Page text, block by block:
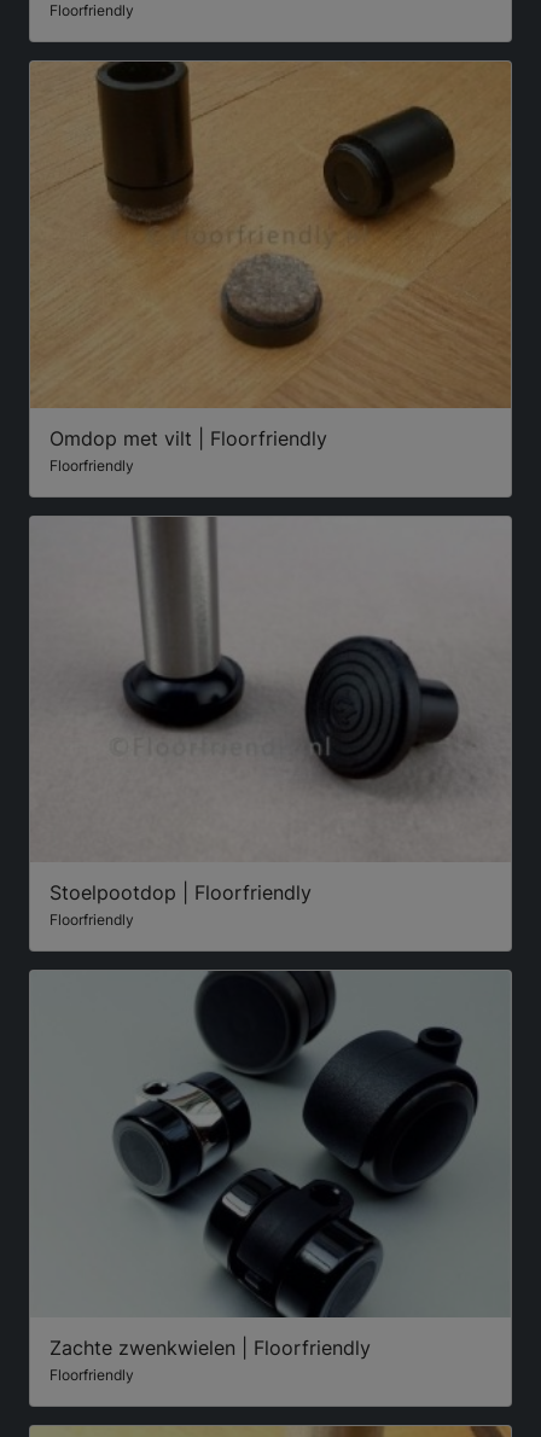
Floorfriendly
Omdop met vilt | Floorfriendly
Floorfriendly
Stoelpootdop | Floorfriendly
Floorfriendly
Zachte zwenkwielen | Floorfriendly
Floorfriendly